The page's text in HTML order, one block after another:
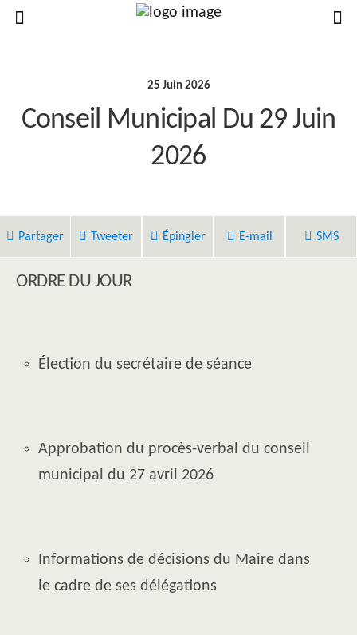
25 Juin 2026
Conseil Municipal Du 29 Juin
2026
Partager Tweeter Épingler E-mail SMS
ORDRE DU JOUR
Élection du secrétaire de séance
Approbation du procès-verbal du conseil
municipal du 27 avril 2026
Informations de décisions du Maire dans
le cadre de ses délégations